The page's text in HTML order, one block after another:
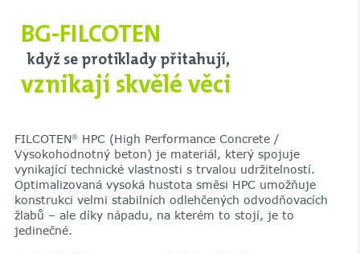
BG-FILCOTEN
když se protiklady přitahují,
vznikají skvělé věci
FILCOTEN®HPC (High Performance Concrete /
Vysokohodnotný beton) je materiál, který spojuje
vynikající technické vlastnosti s trvalou udržitelností.
Optimalizovaná vysoká hustota směsi HPC umožňuje
konstrukci velmi stabilních odlehčených odvodňovacích
žlabů – ale díky nápadu, na kterém to stojí, je to
jedinečné.